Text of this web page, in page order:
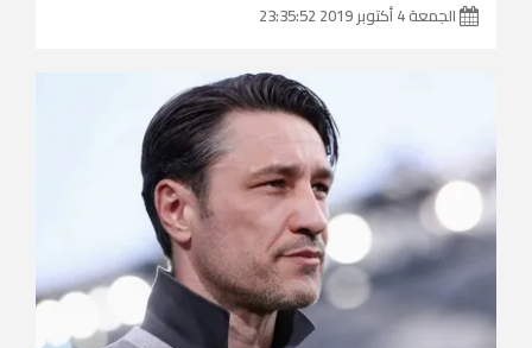
الجمعة 4 أكتوبر 2019 23:35:52